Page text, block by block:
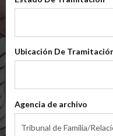
(Clase
Tramitación
Ubicación De
Tramitación
Agencia de archivo
Tribunal de Familia/
de